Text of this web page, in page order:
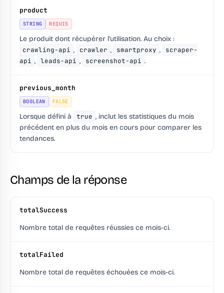
product
STRING REQUIS
Le produit dont récupérer l'utilisation. Au choix :
crawling-api , crawler , smartproxy ,
scraper-
api , leads-api , screenshot-api .
previous_month
BOOLEAN FALSE
Lorsque défini à true , inclut les statistiques du mois
précédent en plus du mois en cours pour comparer les
tendances.
Champs de la réponse
totalSuccess
Nombre total de requêtes réussies ce mois-ci.
totalFailed
Nombre total de requêtes échouées ce mois-ci.